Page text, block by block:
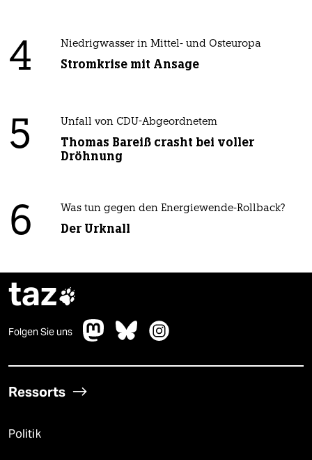
4 Niedrigwasser in Mittel- und Osteuropa
Stromkrise mit Ansage
5 Unfall von CDU-Abgeordnetem
Thomas Bareiß crasht bei voller
Dröhnung
6 Was tun gegen den Energiewende-Rollback?
Der Urknall
taz
Folgen Sie uns
Ressorts
Politik